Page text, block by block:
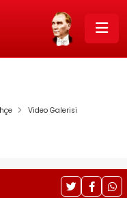
Video Galerisi